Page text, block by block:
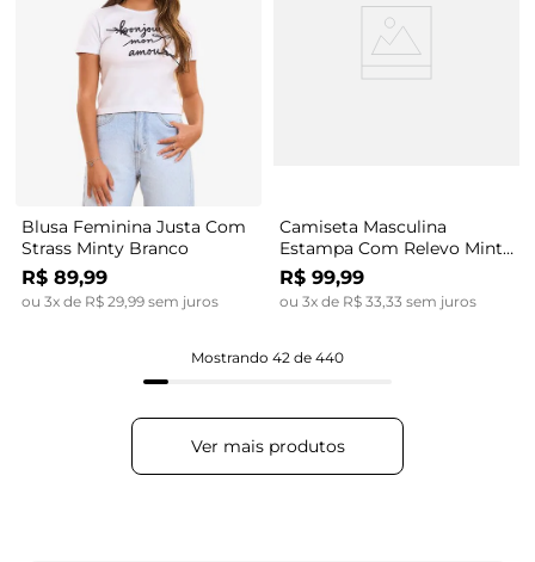
Blusa Feminina Justa Com
Strass Minty Branco
R$ 89,99
ou 3x de R$ 29, 99sem juros
Camiseta Masculina
Estampa Com Relevo Minty
Verde
R$ 99,99
ou 3x de R$ 33 33 sem juros
Mostrando 42 de 440